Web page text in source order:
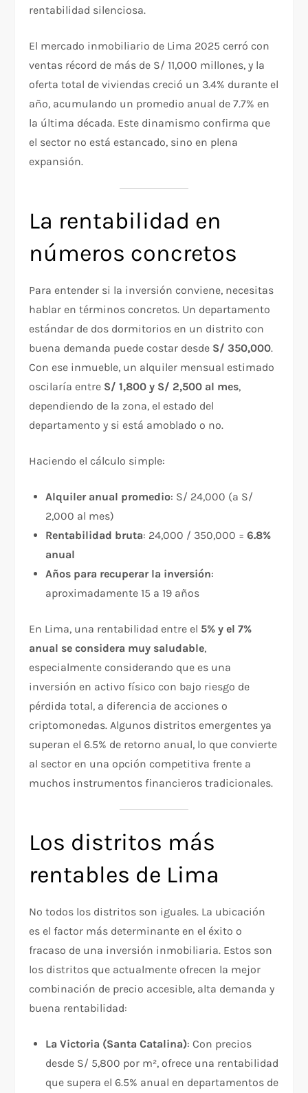
rentabilidad silenciosa.
El mercado inmobiliario de Lima 2025 cerró con
ventas récord de más de S/ 11,000 millones, y la
oferta total de viviendas creció un 3.4% durante el
año, acumulando un promedio anual de 7.7% en
la última década. Este dinamismo confirma que
el sector no está estancado, sino en plena
expansión.
La rentabilidad en
números concretos
Para entender si la inversión conviene, necesitas
hablar en términos concretos. Un departamento
estándar de dos dormitorios en un distrito con
buena demanda puede costar desde S/ 350,000.
Con ese inmueble, un alquiler mensual estimado
oscilaría entre S/ 1,800 y S/ 2,500 al mes,
dependiendo de la zona, el estado del
departamento y si está amoblado o no.
Haciendo el cálculo simple:
Alquiler anual promedio: S/ 24,000 (a S/
2,000 al mes)
Rentabilidad bruta: 24,000 / 350,000 =6.8%
anual
Años para recuperar la inversión:
aproximadamente 15 a 19 años
En Lima, una rentabilidad entre el 5% y el 7%
anual se considera muy saludable,
especialmente considerando que es una
inversión en activo físico con bajo riesgo de
pérdida total, a diferencia de acciones o
criptomonedas. Algunos distritos emergentes ya
superan el 6.5% de retorno anual, lo que convierte
al sector en una opción competitiva frente a
muchos instrumentos financieros tradicionales.
Los distritos más
rentables de Lima
No todos los distritos son iguales. La ubicación
es el factor más determinante en el éxito o
fracaso de una inversión inmobiliaria. Estos son
los distritos que actualmente ofrecen la mejor
combinación de precio accesible, alta demanda y
buena rentabilidad:
La Victoria (Santa Catalina): Con precios
desde S/ 5,800 por m², ofrece una rentabilidad
que supera el 6.5% anual en departamentos de